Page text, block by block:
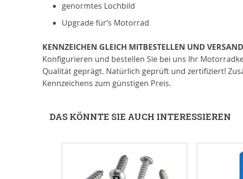
genormtes Lochbild
Upgrade für‘s Motorrad
KENNZEICHEN GLEICH MITBESTELLEN UND
Konfigurieren und bestellen Sie bei uns Ihr
Qualität geprägt. Natürlich geprüft und zertifiziert!
Kennzeichens zum günstigen Preis.
DAS KÖNNTE SIE AUCH INTERESSIEREN